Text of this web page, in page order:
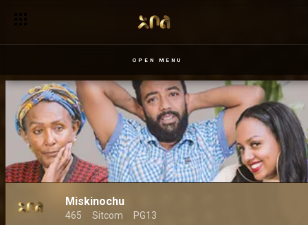
OPEN MENU
Miskinochu
465 Sitcom PG13